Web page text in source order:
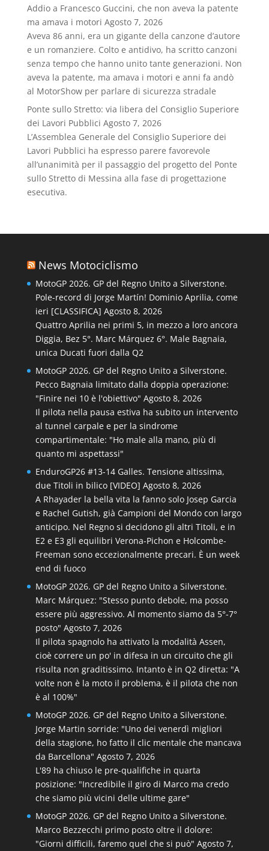
Addio a Francesco Guccini, che non aveva la patente
ma amava i motori Agosto 7, 2026
Aveva 86 anni, era un gigante della canzone d’autore
e un romanziere. Colto e antidivo, ha scritto canzoni
senza tempo che hanno unito tante generazioni. Non
aveva la patente, ma amava i motori e anni fa andò
al MotorShow per parlare di sicurezza stradale
Ponte sullo Stretto: via libera del Consiglio Superiore
dei Lavori Pubblici Agosto 7, 2026
L’Assemblea Generale del Consiglio Superiore dei
Lavori Pubblici ha espresso parere favorevole
all’unanimità per il passaggio del progetto del Ponte
sullo Stretto di Messina alla fase di progettazione
esecutiva.
News Motociclismo
MotoGP 2026. GP del Regno Unito a Silverstone.
Pole-record di Jorge Martín! Dominio Aprilia, come
ieri [CLASSIFICA] Agosto 8, 2026
Quattro Aprilia nei primi 5, in mezzo a loro ancora
Diggia, Bez 5°. Marc Márquez 6°. Male Bagnaia,
unica Ducati fuori dalla Q2
MotoGP 2026. GP del Regno Unito a Silverstone.
Pecco Bagnaia limitato dalla doppia operazione:
"Finire nei 10 è l'obiettivo" Agosto 8, 2026
Il pilota nella pausa estiva ha subito un intervento
al tunnel carpale e per la sindrome
compartimentale: "Ho male alla mano, più di
quanto mi aspettassi"
EnduroGP26 #13-14 Galles. Tensione altissima,
due Titoli in bilico [VIDEO] Agosto 8, 2026
A Rhayader la bella vita la fanno solo Josep Garcia
e Rachel Gutish, già Campioni del Mondo con largo
anticipo. Nel Regno si decidono gli altri Titoli, e in
E2 e E3 gli equilibri Verona-Pichon e Holcombe-
Freeman sono eccezionalmente precari. È un week
end di fuoco
MotoGP 2026. GP del Regno Unito a Silverstone.
Marc Márquez: "Stesso punto debole, ma posso
essere più aggressivo. Al momento siamo da 5°-7°
posto" Agosto 7, 2026
Il pilota spagnolo ha attivato la modalità Assen,
cioè correre un po' in difesa in un circuito che gli
risulta non graditissimo. Intanto è in Q2 diretta: "A
volte non è la moto il problema, è il pilota che non
è al 100%"
MotoGP 2026. GP del Regno Unito a Silverstone.
Jorge Martin sorride: "Uno dei venerdì migliori
della stagione, ho fatto il clic mentale che mancava
da Barcellona" Agosto 7, 2026
L'89 ha chiuso le pre-qualifiche in quarta
posizione: "Incredibile il giro di Marco ma credo
che siamo più vicini delle ultime gare"
MotoGP 2026. GP del Regno Unito a Silverstone.
Marco Bezzecchi primo posto oltre il dolore:
"Giorni difficili, faremo quel che si può" Agosto 7,